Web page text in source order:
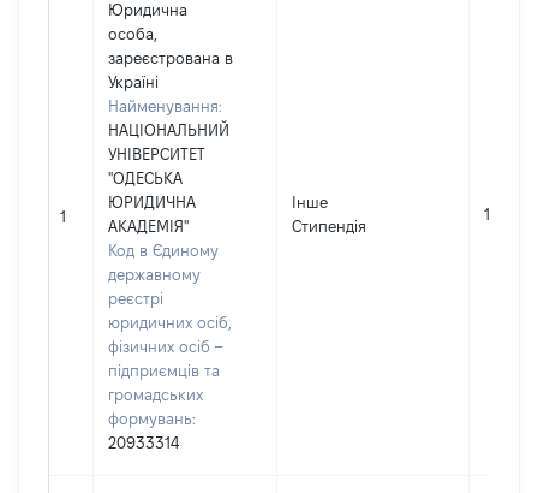
1
Юридична
особа,
зареєстрована в
Україні
Найменування:
НАЦІОНАЛЬНИЙ
УНІВЕРСИТЕТ
"ОДЕСЬКА
ЮРИДИЧНА
АКАДЕМІЯ"
Код в Єдиному
державному
реєстрі
юридичних осіб,
фізичних осіб –
підприємців та
громадських
формувань:
20933314
Інше
Стипендія
19741